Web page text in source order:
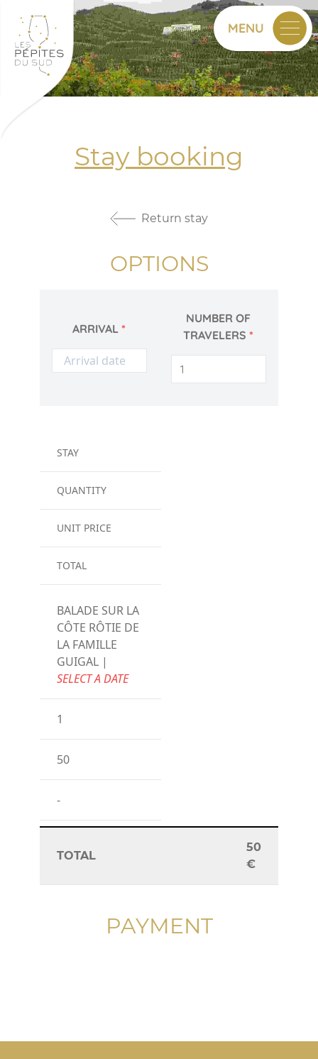
MENU
Stay booking
Return stay
OPTIONS
ARRIVAL*
NUMBER OF
TRAVELERS*
STAY
QUANTITY
UNIT PRICE
TOTAL
BALADE SUR LA
CÔTE RÔTIE DE
LA FAMILLE
GUIGAL |
SELECT A DATE
1
50
-
TOTAL
50
€
PAYMENT